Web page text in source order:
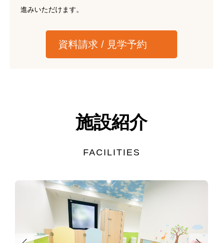
進みいただけます。
資料請求 / 見学予約
施設紹介
FACILITIES